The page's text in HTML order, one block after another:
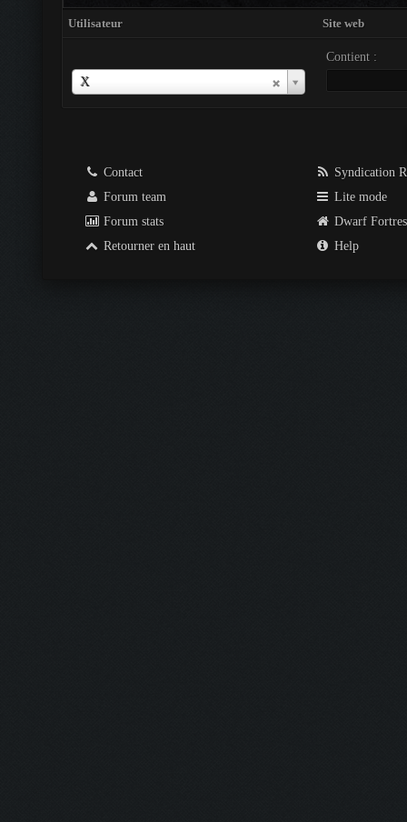
Utilisateur Site web
X
Utilisateur
Contient :
Contact
Forum team
Forum stats
Retourner en haut
Syndication
Lite mode
Dwarf
Help